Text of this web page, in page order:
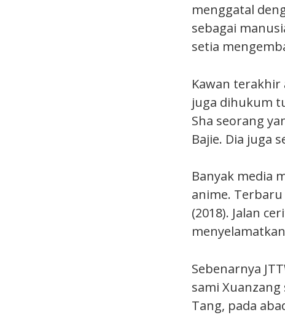
menggatal
sebagai
setia
Kawan terakhir
juga dihukum
Sha seorang
Bajie. Dia juga
Banyak media
anime.
(2018). Jalan
Sebenarnya
sami Xuanzang
Tang, pada